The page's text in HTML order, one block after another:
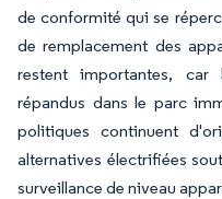
de conformité qui se
de remplacement des
restent importantes, car
répandus dans le parc
politiques continuent
alternatives électrifiées
surveillance de niveau